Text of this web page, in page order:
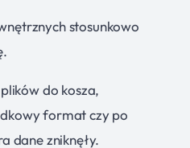
stosunkowo
do kosza,
format czy po
dane zniknęły.